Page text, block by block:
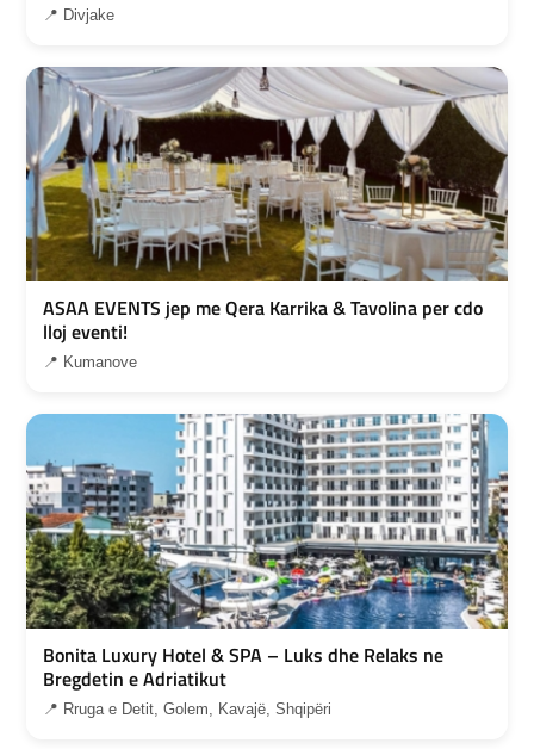
📍 Divjake
ASAA EVENTS jep me Qera Karrika & Tavolina per cdo
lloj eventi!
📍 Kumanove
Bonita Luxury Hotel & SPA – Luks dhe Relaks ne
Bregdetin e Adriatikut
📍 Rruga e Detit, Golem, Kavajë, Shqipëri